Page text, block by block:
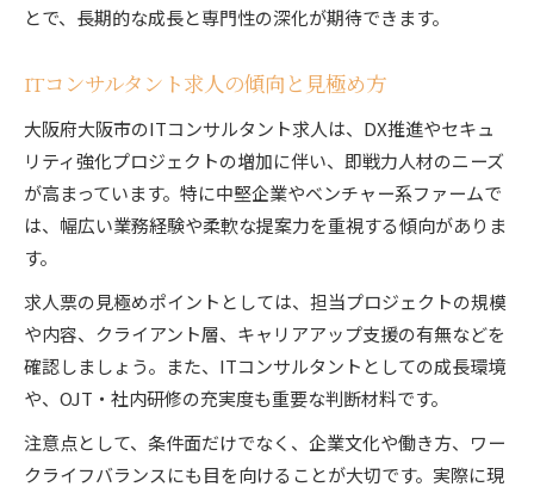
とで、長期的な成長と専門性の深化が期待できます。
ITコンサルタント求人の傾向と見極め方
大阪府大阪市のITコンサルタント求人は、DX推進やセキュ
リティ強化プロジェクトの増加に伴い、即戦力人材のニーズ
が高まっています。特に中堅企業やベンチャー系ファームで
は、幅広い業務経験や柔軟な提案力を重視する傾向がありま
す。
求人票の見極めポイントとしては、担当プロジェクトの規模
や内容、クライアント層、キャリアアップ支援の有無などを
確認しましょう。また、ITコンサルタントとしての成長環境
や、OJT・社内研修の充実度も重要な判断材料です。
注意点として、条件面だけでなく、企業文化や働き方、ワー
クライフバランスにも目を向けることが大切です。実際に現